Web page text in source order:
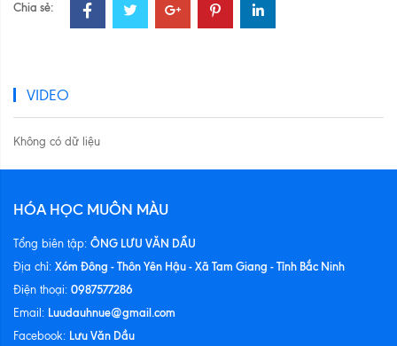
Chia sẻ:
VIDEO
Không có dữ liệu
HÓA HỌC MUÔN MÀU
Tổng biên tập: ÔNG LƯU VĂN DẦU
Địa chỉ: Xóm Đông - Thôn Yên Hậu - Xã Tam Giang - Tỉnh Bắc Ninh
Điện thoại: 0987577286
Email: Luudauhnue@gmail.com
Facebook: Lưu Văn Dầu